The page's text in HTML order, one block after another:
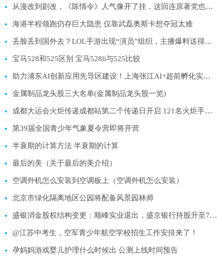
从漫改到剧改，《陈情令》人气像开了挂，这回连原著党也选择入坑
海港半程领跑仍存巨大隐患 仅靠武磊奥斯卡想夺冠太难
丢脸丢到国外去？LOL手游出现“演员”组织，主播爆料送得太明显
宝马528和525区别 宝马528li与525比较
助力浦东AI创新应用先导区建设！上海张江AI+超前孵化实验室今天启动
金属制品龙头股三大名单(金属制品龙头股一览)
成都大运会火炬传递成都站第二个传递日开启 121名火炬手参与
第39届全国青少年气象夏令营即将开营
半衰期的计算方法 半衰期的计算
最后的美（关于最后的美介绍）
空调外机怎么安装到空调板上（空调外机怎么安装）
北京市绿化隔离地区公园将配备风景园林师
盛银消金股权结构变更：顺峰实业退出，盛京银行持股升至75%
@江苏中考生，空军青少年航空学校招生工作安排来了！
孕妈妈游戏婴儿护理什么时候出 公测上线时间预告